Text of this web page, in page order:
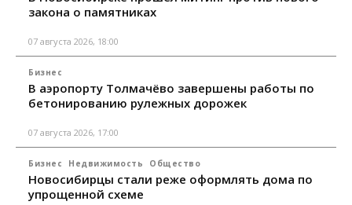
закона о памятниках
07 августа 2026, 18:00
Бизнес
В аэропорту Толмачёво завершены работы по
бетонированию рулежных дорожек
07 августа 2026, 17:00
Бизнес Недвижимость Общество
Новосибирцы стали реже оформлять дома по
упрощенной схеме